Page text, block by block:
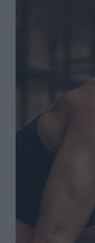
Najczęstsze
Trener
zrobić, by ich